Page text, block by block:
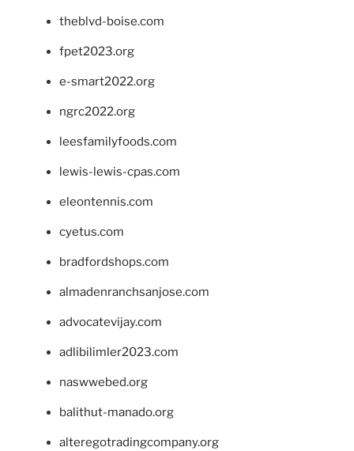
theblvd-boise.com
fpet2023.org
e-smart2022.org
ngrc2022.org
leesfamilyfoods.com
lewis-lewis-cpas.com
eleontennis.com
cyetus.com
bradfordshops.com
almadenranchsanjose.com
advocatevijay.com
adlibilimler2023.com
naswwebed.org
balithut-manado.org
alteregotradingcompany.org